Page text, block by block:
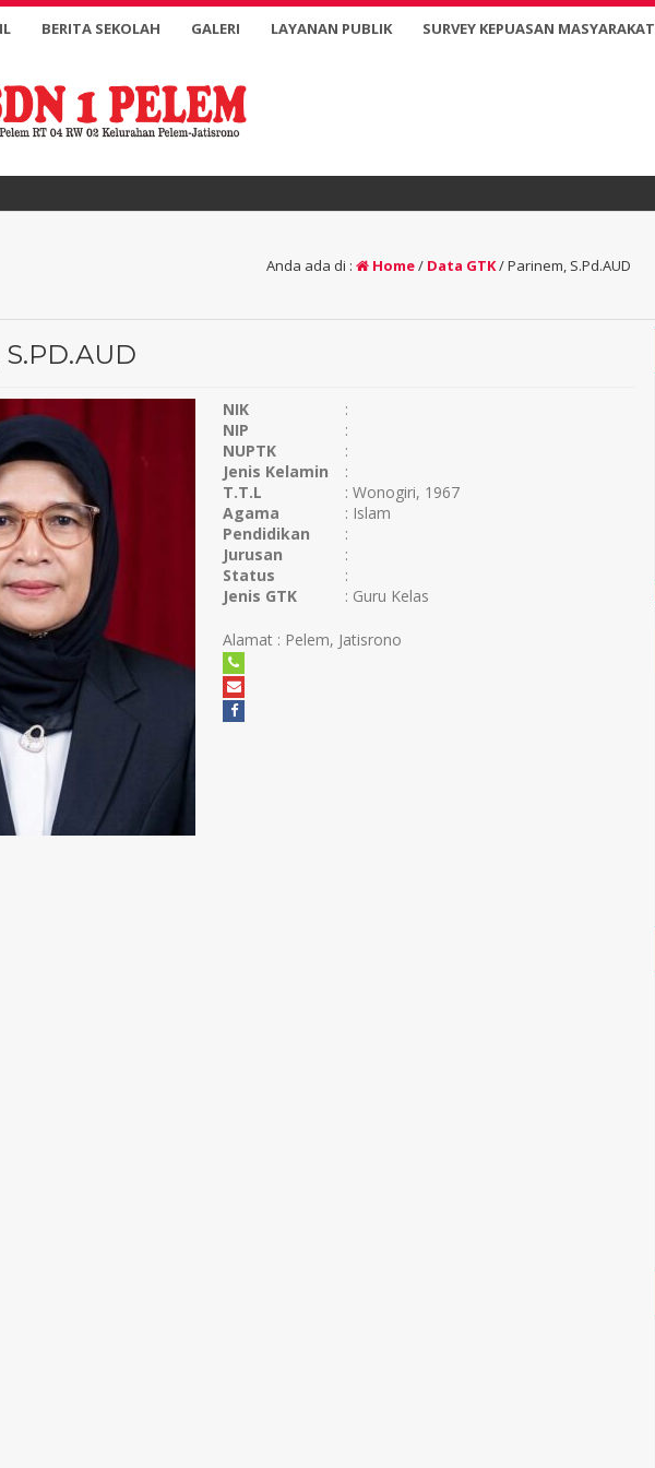
BERITA SEKOLAH GALERI LAYANAN PUBLIK SURVEY KEPUASAN MASYARAKAT
Anda ada di : Home/ Data GTK/Parinem, S.Pd.AUD
S.PD.AUD
NIK
:
NIP
:
NUPTK
:
Jenis Kelamin
:
T.T.L
: Wonogiri, 1967
Agama
: Islam
Pendidikan
:
Jurusan
:
Status
:
Jenis GTK
: Guru Kelas
Alamat : Pelem, Jatisrono
DHANIEL KRISNADHY, S.Pd.
Alamat
Agama
GTK